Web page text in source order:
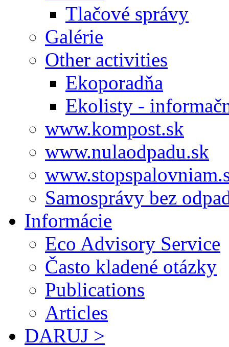
Tlačové správy
Galérie
Other activities
Ekoporadňa
Ekolisty -
www.kompost.sk
www.nulaodpadu.sk
Samosprávy bez
Informácie
Eco Advisory Service
Často kladené otázky
Publications
Articles
DARUJ >